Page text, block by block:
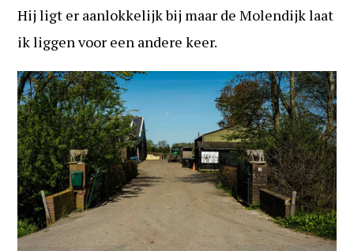
Hij ligt er aanlokkelijk bij maar de Molendijk laat
ik liggen voor een andere keer.